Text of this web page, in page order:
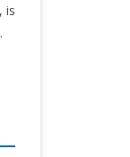
is